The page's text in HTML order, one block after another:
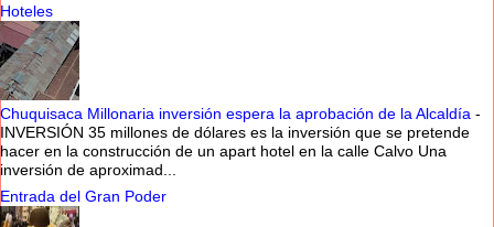
Hoteles
Chuquisaca Millonaria inversión espera la aprobación de la Alcaldía -
INVERSIÓN 35 millones de dólares es la inversión que se pretende
hacer en la construcción de un apart hotel en la calle Calvo Una
inversión de aproximad...
Entrada del Gran Poder